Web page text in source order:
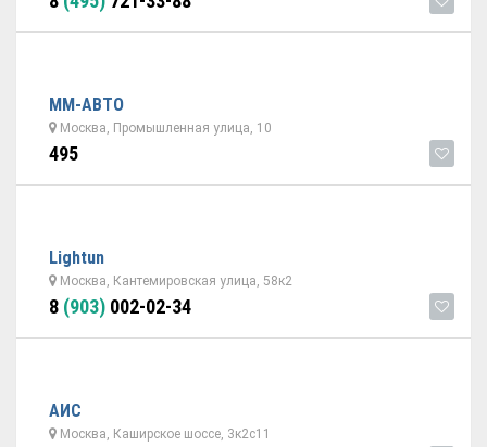
ММ-АВТО
Москва, Промышленная улица, 10
495
Lightun
Москва, Кантемировская улица, 58к2
8 (903) 002-02-34
АИС
Москва, Каширское шоссе, 3к2с11